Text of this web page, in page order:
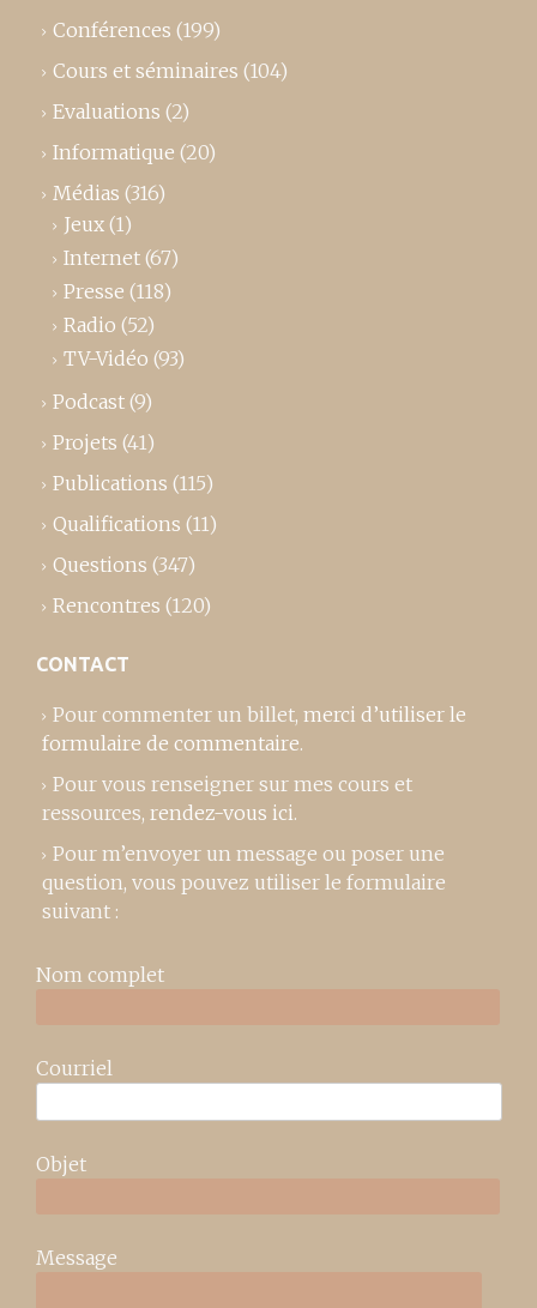
Conférences (199)
Cours et séminaires (104)
Evaluations (2)
Informatique (20)
Médias (316)
Jeux (1)
Internet (67)
Presse (118)
Radio (52)
TV-Vidéo (93)
Podcast (9)
Projets (41)
Publications (115)
Qualifications (11)
Questions (347)
Rencontres (120)
CONTACT
Pour commenter un billet, merci d’utiliser le
formulaire de commentaire.
Pour vous renseigner sur mes cours et
ressources, rendez-vous ici.
Pour m’envoyer un message ou poser une
question, vous pouvez utiliser le formulaire
suivant :
Nom complet
Courriel
Objet
Message